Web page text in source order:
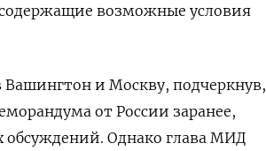
возможные условия
и Москву, подчеркнув,
от России заранее,
обсуждений. Однако глава МИД